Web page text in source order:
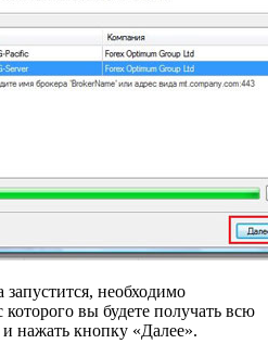
необходимо
вы будете получать всю
нажать кнопку «Далее».